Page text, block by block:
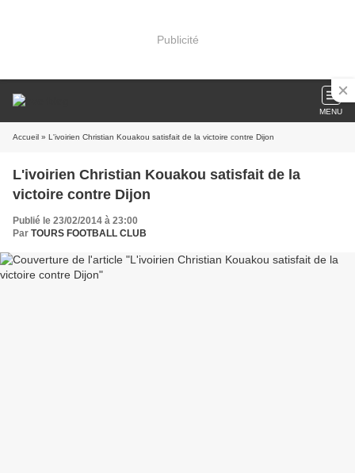
Publicité
MENU
Accueil » L'ivoirien Christian Kouakou satisfait de la victoire contre Dijon
L'ivoirien Christian Kouakou satisfait de la
victoire contre Dijon
Publié le 23/02/2014 à 23:00
Par TOURS FOOTBALL CLUB